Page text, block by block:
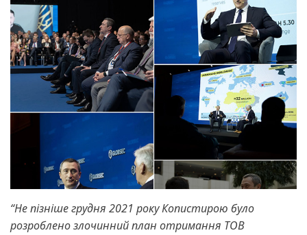
“Не пізніше грудня 2021 року Копистирою було
розроблено злочинний план отримання ТОВ